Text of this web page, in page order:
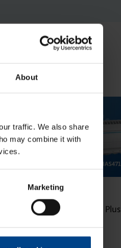
About
traffic. We also share
may combine it with
Marketing
sukupolven domovea Plus